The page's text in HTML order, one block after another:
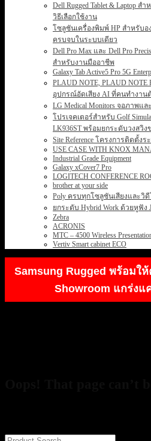
Dell Rugged Tablet & Laptop
วิธีเลือกใช้งาน
โซลูชันเครื่องพิมพ์ HP สำหรับ
ครบจบในระบบเดียว
Dell Pro Max และ Dell Pro
สำหรับงานมืออาชีพ
Galaxy Tab Active5 Pro 5G
PLAUD NOTE, PLAUD NOTE
อุปกรณ์อัดเสียง AI ที่คนทำงาน
LG Medical Monitors จอภาพแ
โปรเจคเตอร์สำหรับ Golf
LK936ST พร้อมยกระดับวงสวิ
Site Reference โครงการติดตั้ง
USE CASE WITH KNOX
Industrial Grade Equipment
Galaxy xCover7 Pro
LOGITECH CONFERENCE
brother at your side
Poly ครบทุกโซลูชันเสียงและวิ
ยกระดับ Hybrid Work ด้วยหูฟัง
Zebra
ACRONIS
MTC – 4500 Wireless
Vertiv Smart cabinet ECO
Samsung Rugged พร้อมใ
Showroom แกร่งแ